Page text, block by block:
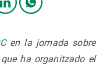
en la jornada sobre
ha organitzado el